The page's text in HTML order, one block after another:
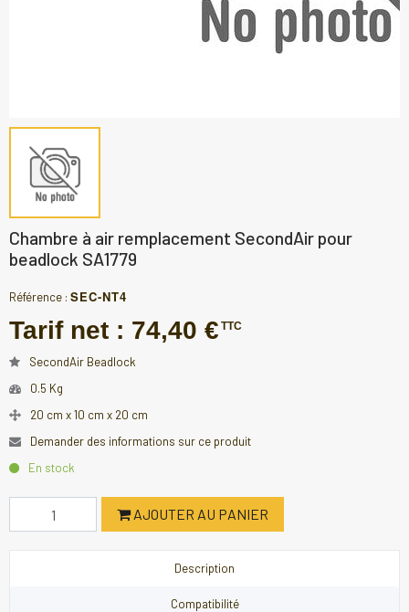
Chambre à air remplacement SecondAir pour
beadlock SA1779
Référence : SEC-NT4
Tarif net : 74,40 € TTC
SecondAir Beadlock
0.5 Kg
20 cm x 10 cm x 20 cm
Demander des informations sur ce produit
En stock
AJOUTER AU PANIER
Description
Compatibilité